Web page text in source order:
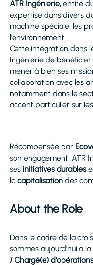
ATR Ingénierie, entité
expertise dans divers
machine spéciale, les
l'environnement.
Cette intégration dans
Ingénierie de
mener à bien ses
collaboration avec les
notamment dans le
accent particulier sur
Récompensée par
son engagement, ATR
ses initiatives durables
la capitalisation des
About the Role
Dans le cadre de la
sommes aujourd'hui à
/ Chargé(e)